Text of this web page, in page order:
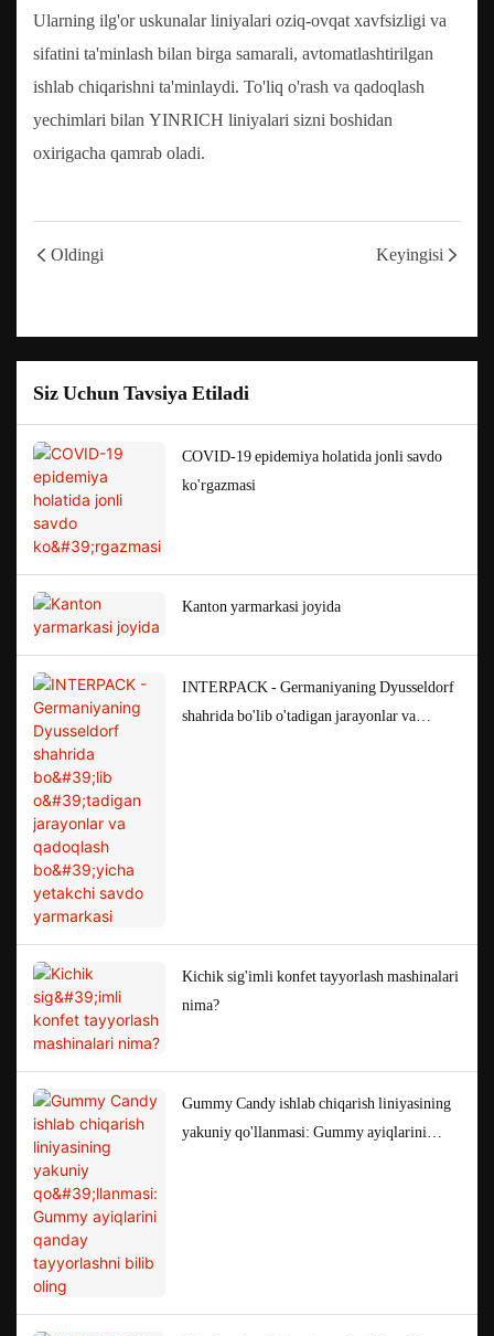
Ularning ilg'or uskunalar liniyalari oziq-ovqat xavfsizligi va
sifatini ta'minlash bilan birga samarali, avtomatlashtirilgan
ishlab chiqarishni ta'minlaydi. To'liq o'rash va qadoqlash
yechimlari bilan YINRICH liniyalari sizni boshidan
oxirigacha qamrab oladi.
Oldingi Keyingisi
Siz Uchun Tavsiya Etiladi
COVID-19 epidemiya holatida jonli savdo
ko'rgazmasi
Kanton yarmarkasi joyida
INTERPACK - Germaniyaning Dyusseldorf
shahrida bo'lib o'tadigan jarayonlar va
Kichik sig'imli konfet tayyorlash mashinalari
nima?
Gummy Candy ishlab chiqarish liniyasining
yakuniy qo'llanmasi: Gummy ayiqlarini